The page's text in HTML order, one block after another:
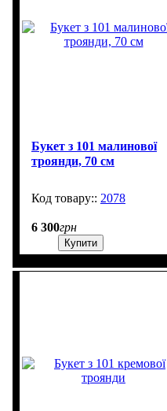
Букет з 101 малинової
троянди, 70 см
2078
6 300грн
Купити